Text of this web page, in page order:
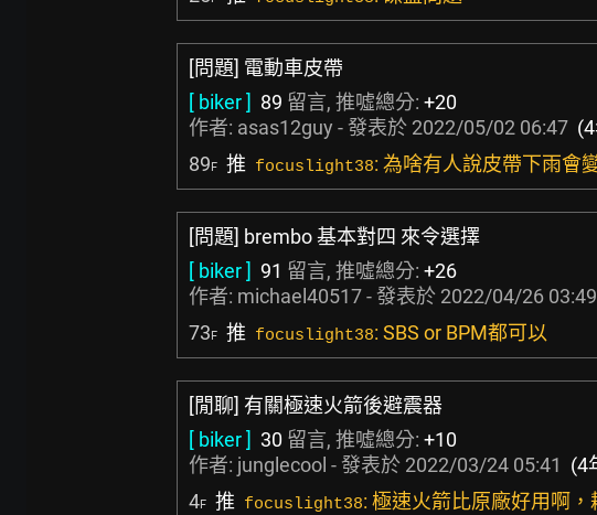
[問題] 電動車皮帶
[ biker ] 89 留言, 推噓總分: +20
作者: asas12guy - 發表於 2022/05/02 06:47
89F 推 focuslight38: 為啥有人說皮帶下雨會
[問題] brembo 基本對四 來令選擇
[ biker ] 91 留言, 推噓總分: +26
作者: michael40517- 發表於 2022/04/26 03:49
73F 推 focuslight38: SBS or BPM都可以
[閒聊] 有關極速火箭後避震器
[ biker ] 30 留言, 推噓總分: +10
作者: junglecool - 發表於 2022/03/24 05:41 (4
4F 推 focuslight38: 極速火箭比原廠好用啊，